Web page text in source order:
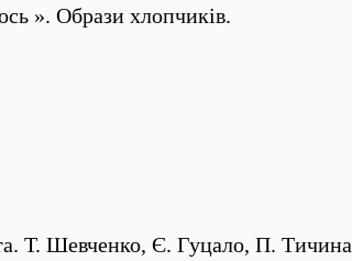
». Образи хлопчиків.
Т. Шевченко, Є. Гуцало, П. Тичина